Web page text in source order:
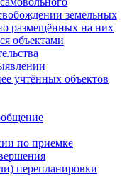
земельных
размещённых на них
объектами
учтённых объектов
по приемке
перепланировки